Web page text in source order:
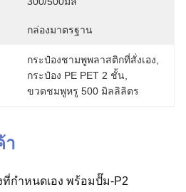
กล่องมาตรฐาน
กระป๋องชามพูพลาสติกที่สั่งเอง
กระป๋อง PE PET 2 ชั้น
ขวดชมพูหรู 500 มิลลิลิตร
า
ที่กําหนดเอง พร้อมปั๊ม-P2